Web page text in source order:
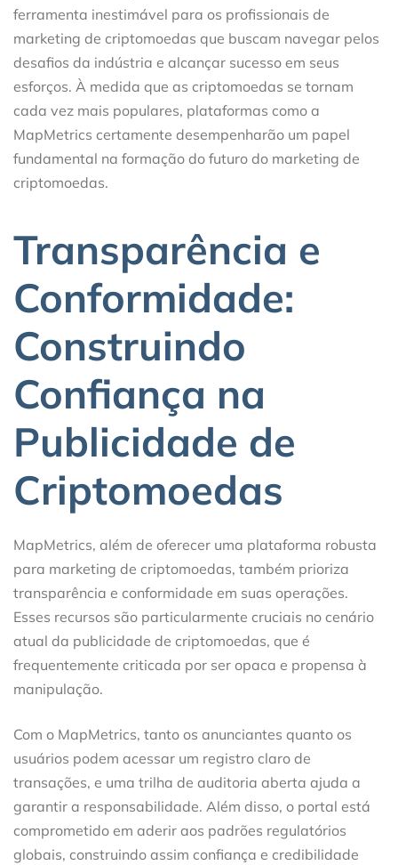
ferramenta inestimável para os profissionais de
marketing de criptomoedas que buscam navegar pelos
desafios da indústria e alcançar sucesso em seus
esforços. À medida que as criptomoedas se tornam
cada vez mais populares, plataformas como a
MapMetrics certamente desempenharão um papel
fundamental na formação do futuro do marketing de
criptomoedas.
Transparência e
Conformidade:
Construindo
Confiança na
Publicidade de
Criptomoedas
MapMetrics, além de oferecer uma plataforma robusta
para marketing de criptomoedas, também prioriza
transparência e conformidade em suas operações.
Esses recursos são particularmente cruciais no cenário
atual da publicidade de criptomoedas, que é
frequentemente criticada por ser opaca e propensa à
manipulação.
Com o MapMetrics, tanto os anunciantes quanto os
usuários podem acessar um registro claro de
transações, e uma trilha de auditoria aberta ajuda a
garantir a responsabilidade. Além disso, o portal está
comprometido em aderir aos padrões regulatórios
globais, construindo assim confiança e credibilidade